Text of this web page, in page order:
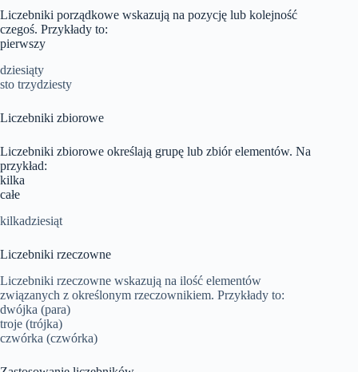
Liczebniki porządkowe wskazują na pozycję lub kolejność
czegoś. Przykłady to:
pierwszy
dziesiąty
sto trzydziesty
Liczebniki zbiorowe
Liczebniki zbiorowe określają grupę lub zbiór elementów. Na
przykład:
kilka
całe
kilkadziesiąt
Liczebniki rzeczowne
Liczebniki rzeczowne wskazują na ilość elementów
związanych z określonym rzeczownikiem. Przykłady to:
dwójka (para)
troje (trójka)
czwórka (czwórka)